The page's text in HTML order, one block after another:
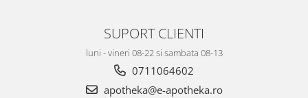
SUPORT CLIENTI
luni - vineri 08-22 si sambata 08-13
0711064602
apotheka@e-apotheka.ro